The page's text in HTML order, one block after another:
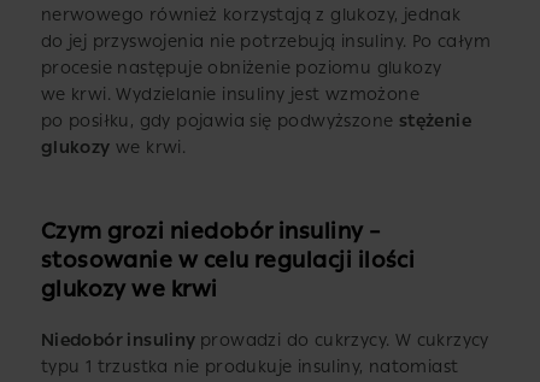
nerwowego również korzystają z glukozy, jednak
do jej przyswojenia nie potrzebują insuliny. Po całym
procesie następuje obniżenie poziomu glukozy
we krwi. Wydzielanie insuliny jest wzmożone
po posiłku, gdy pojawia się podwyższone stężenie
glukozy we krwi.
Czym grozi niedobór insuliny –
stosowanie w celu regulacji ilości
glukozy we krwi
Niedobór insuliny prowadzi do cukrzycy. W cukrzycy
typu 1 trzustka nie produkuje insuliny, natomiast